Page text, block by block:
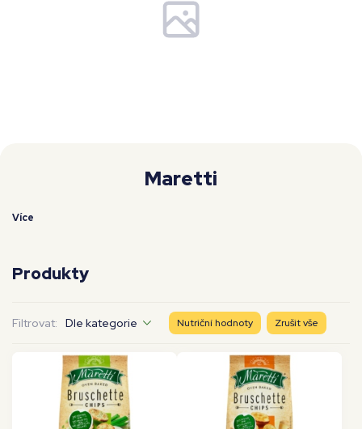
Maretti
Více
Produkty
Filtrovat: Dle kategorie Nutriční hodnoty Zrušit vše